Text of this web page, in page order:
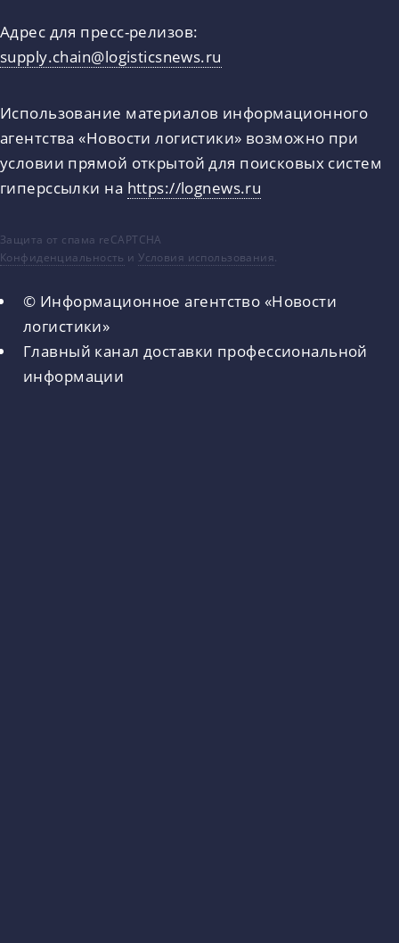
Адрес для пресс-релизов:
supply.chain@logisticsnews.ru
Использование материалов информационного
агентства «Новости логистики» возможно при
условии прямой открытой для поисковых систем
гиперссылки на https://lognews.ru
Защита от спама reCAPTCHA
Конфиденциальность иУсловия использования.
© Информационное агентство «Новости
логистики»
Главный канал доставки профессиональной
информации